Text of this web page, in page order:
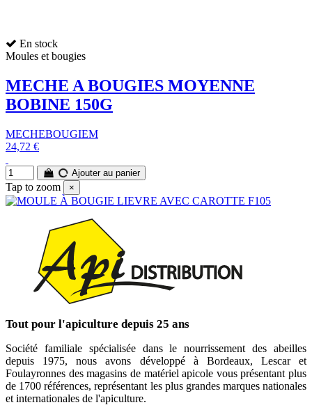
En stock
Moules et bougies
MECHE A BOUGIES MOYENNE
BOBINE 150G
MECHEBOUGIEM
24,72 €
Ajouter au panier
Tap to zoom ×
Tout pour l'apiculture depuis 25 ans
Société familiale spécialisée dans le nourrissement des abeilles
depuis 1975, nous avons développé à Bordeaux, Lescar et
Foulayronnes des magasins de matériel apicole vous présentant plus
de 1700 références, représentant les plus grandes marques nationales
et internationales de l'apiculture.